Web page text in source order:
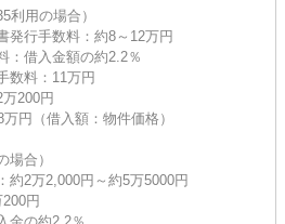
利用の場合）
発行手数料：約8～12万円
：借入金額の約2.2％
数料：11万円
万200円
円（借入額：物件価格）
場合）
約2万2,000円～約5万5000円
円